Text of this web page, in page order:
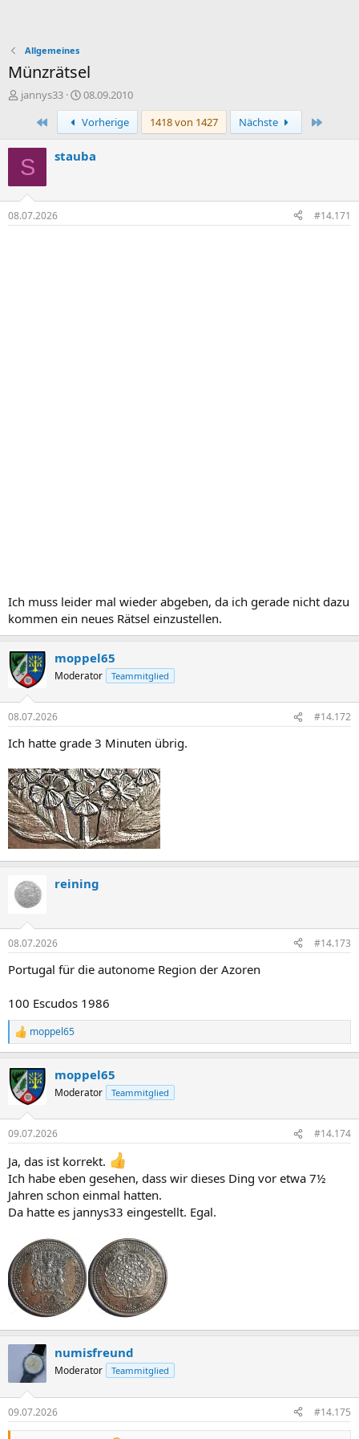
Allgemeines
Münzrätsel
E
e
l
e
r
jannys33
E
r
s
t
e
m
08.09.2010
Erste
Vorherige 1418 von 1427 Nächste
S stauba
08.07.2026 #14.171
Ich muss leider mal wieder abgeben, da ich gerade nicht dazu
kommen ein neues Rätsel einzustellen.
moppel65
Moderator Teammitglied
08.07.2026 #14.172
Ich hatte grade 3 Minuten übrig.
reining
08.07.2026 #14.173
Portugal für die autonome Region der Azoren
100 Escudos 1986
R
e
k
t
i
e
:
moppel65
moppel65
Moderator Teammitglied
09.07.2026 #14.174
Ja, das ist korrekt.
Ich habe eben gesehen, dass wir dieses Ding vor etwa 7½
Jahren schon einmal hatten.
Da hatte es jannys33 eingestellt. Egal.
numisfreund
Moderator Teammitglied
09.07.2026 #14.175